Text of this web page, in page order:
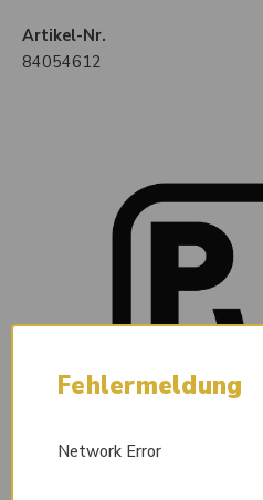
Artikel-Nr.
84054612
Fehlermeldung
Network Error